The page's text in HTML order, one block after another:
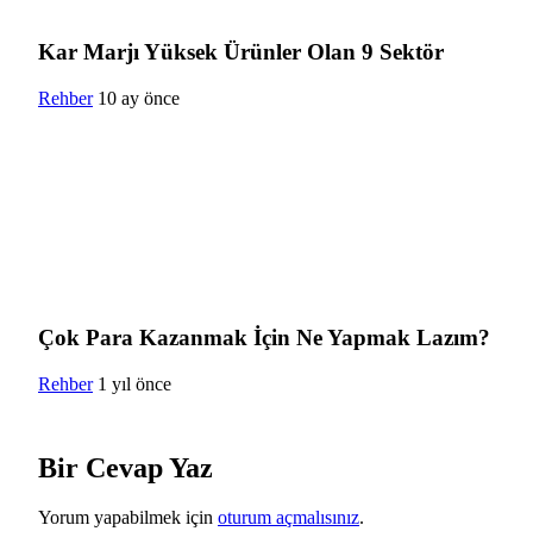
Kar Marjı Yüksek Ürünler Olan 9 Sektör
Rehber 10 ay önce
Çok Para Kazanmak İçin Ne Yapmak Lazım?
Rehber 1 yıl önce
Bir Cevap Yaz
Yorum yapabilmek için oturum açmalısınız.